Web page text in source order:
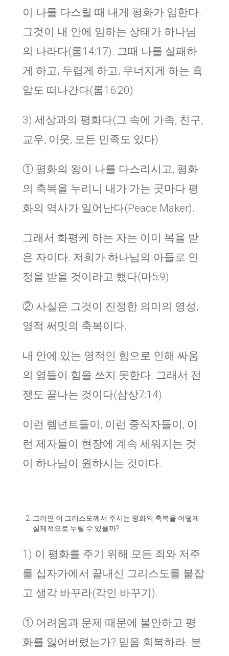
이 나를 다스릴 때 내게 평화가 임한다.
그것이 내 안에 임하는 상태가 하나님
의 나라다(롬14:17). 그때 나를 실패하
게 하고, 두렵게 하고, 무너지게 하는 흑
암도 떠나간다(롬16:20)
3) 세상과의 평화다(그 속에 가족, 친구,
교우, 이웃, 모든 민족도 있다)
① 평화의 왕이 나를 다스리시고, 평화
의 축복을 누리니 내가 가는 곳마다 평
화의 역사가 일어난다(Peace Maker).
그래서 화평케 하는 자는 이미 복을 받
은 자이다. 저희가 하나님의 아들로 인
정을 받을 것이라고 했다(마5:9)
② 사실은 그것이 진정한 의미의 영성,
영적 써밋의 축복이다.
내 안에 있는 영적인 힘으로 인해 싸움
의 영들이 힘을 쓰지 못한다. 그래서 전
쟁도 끝나는 것이다(삼상7:14)
이런 렘넌트들이, 이런 중직자들이, 이
런 제자들이 현장에 계속 세워지는 것
이 하나님이 원하시는 것이다.
그러면 이 그리스도께서 주시는 평화의 축복을 어떻게
실제적으로 누릴 수 있을까?
1) 이 평화를 주기 위해 모든 죄와 저주
를 십자가에서 끝내신 그리스도를 붙잡
고 생각 바꾸라(각인 바꾸기).
① 어려움과 문제 때문에 불안하고 평
화를 잃어버렸는가? 믿음 회복하라. 분